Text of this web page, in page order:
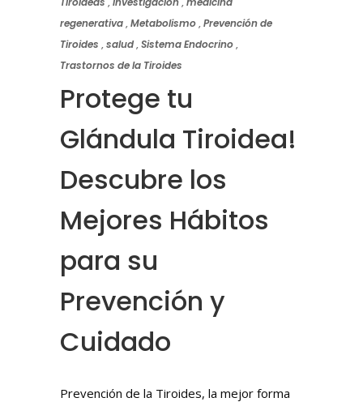
regenerativa,Metabolismo,Prevención de
Tiroides ,salud,Sistema Endocrino,
Trastornos de la Tiroides
Protege tu
Glándula Tiroidea!
Descubre los
Mejores Hábitos
para su
Prevención y
Cuidado
Prevención de la Tiroides, la mejor forma